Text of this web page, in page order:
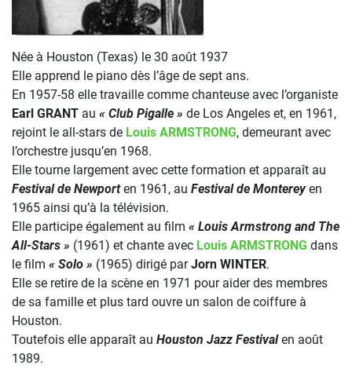
Née à Houston (Texas) le 30 août 1937
Elle apprend le piano dès l’âge de sept ans.
En 1957-58 elle travaille comme chanteuse avec l’organiste
Earl GRANT au « Club Pigalle » de Los Angeles et, en 1961,
rejoint le all-stars de Louis ARMSTRONG, demeurant avec
l’orchestre jusqu’en 1968.
Elle tourne largement avec cette formation et apparaît au
Festival de Newporten 1961, au Festival de Montereyen
1965 ainsi qu’à la télévision.
Elle participe également au film « Louis Armstrong and The
All-Stars » (1961) et chante avec Louis ARMSTRONG dans
le film « Solo » (1965) dirigé parJorn WINTER.
Elle se retire de la scène en 1971 pour aider des membres
de sa famille et plus tard ouvre un salon de coiffure à
Houston.
Toutefois elle apparaît au Houston Jazz Festivalen août
1989.